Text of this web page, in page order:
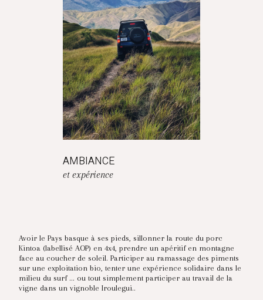
AMBIANCE
et expérience
Avoir le Pays basque à ses pieds, sillonner la route du porc
Kintoa (labellisé AOP) en 4x4, prendre un apéritif en montagne
face au coucher de soleil. Participer au ramassage des piments
sur une exploitation bio, tenter une expérience solidaire dans le
milieu du surf ... ou tout simplement participer au travail de la
vigne dans un vignoble Iroulegui..